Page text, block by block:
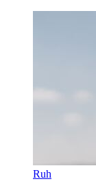
Ruh